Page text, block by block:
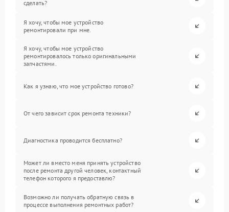
сделать?
Я хочу, чтобы мое устройство
ремонтировали при мне.
Я хочу, чтобы мое устройство
ремонтировалось только оригинальными
запчастями.
Как я узнаю, что мое устройство готово?
От чего зависит срок ремонта техники?
Диагностика проводится бесплатно?
Может ли вместо меня принять устройство
после ремонта другой человек, контактный
телефон которого я предоставлю?
Возможно ли получать обратную связь в
процессе выполнения ремонтных работ?